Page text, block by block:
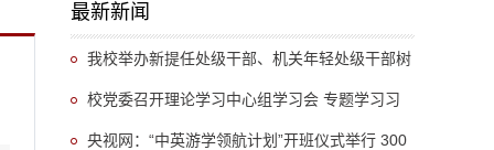
最新新闻
我校举办新提任处级干部、机关年轻处级干部树
立和践行正确政绩观专题培训班
校党委召开理论学习中心组学习会 专题学习习
近平总书记关于推动哲学社会科学高质量发展的重
央视网：“中英游学领航计划”开班仪式举行 300